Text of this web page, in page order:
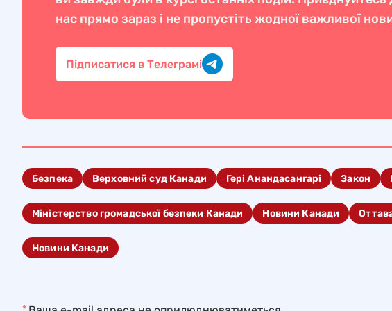
нас прямо зараз і не пропустіть жодної важливої
Підписатися в Телеграмі
Безпека Верховний суд Канади Гері Анандасангарі Закон
Міністерство громадської безпеки Канади Новини Канади
Новини Канади